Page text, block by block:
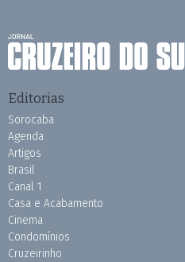
Editorias
Sorocaba
Agenda
Artigos
Brasil
Canal 1
Casa e Acabamento
Cinema
Condomínios
Cruzeirinho